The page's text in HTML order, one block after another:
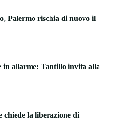
Palermo rischia di nuovo il
in allarme: Tantillo invita alla
chiede la liberazione di